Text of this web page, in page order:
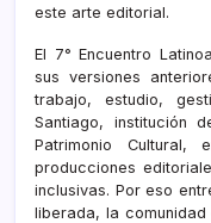
este arte editorial.
El 7° Encuentro
sus versiones
trabajo, estudio,
Santiago, institución
Patrimonio
producciones
inclusivas. Por eso
liberada, la comunidad